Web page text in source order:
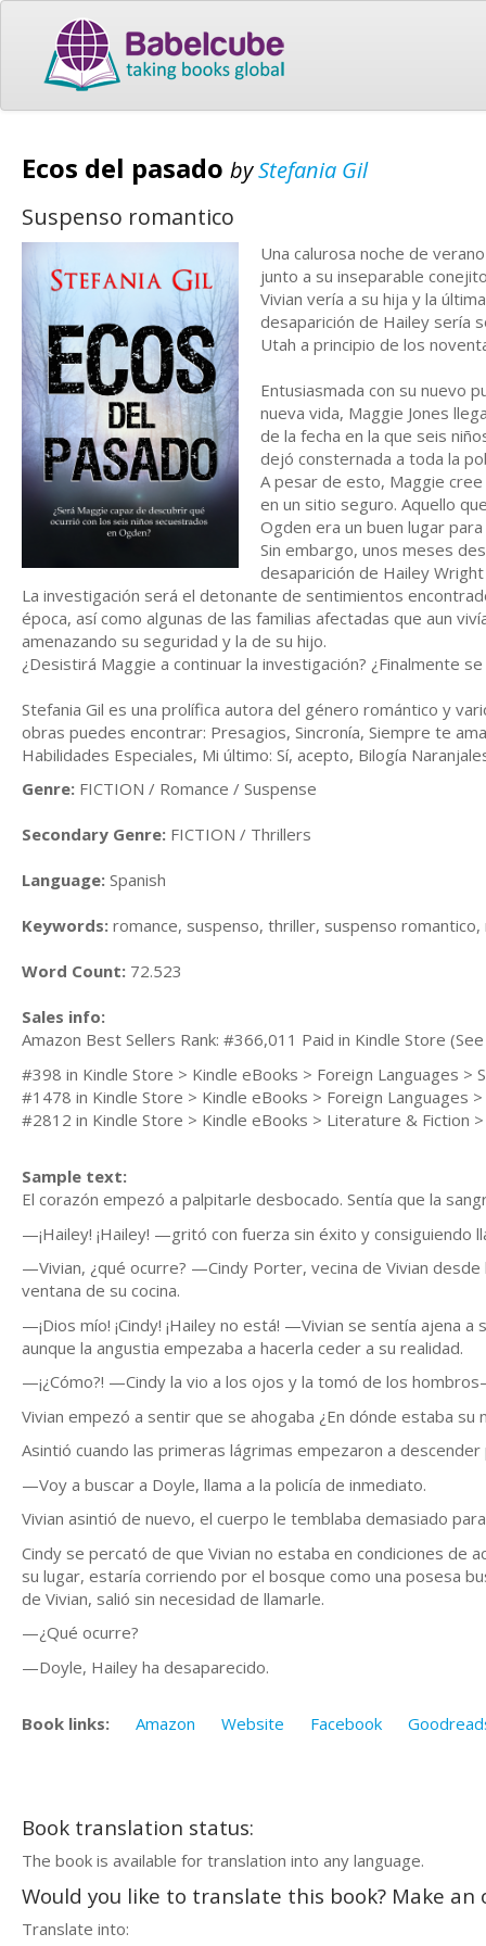
Ecos del pasado byStefania Gil
Suspenso romantico
Una calurosa noche de
junto a su inseparable
Vivian vería a su hija y la
desaparición de Hailey sería
Utah a principio de los
Entusiasmada con su nuevo
nueva vida, Maggie Jones
de la fecha en la que seis
dejó consternada a toda la
A pesar de esto, Maggie
en un sitio seguro. Aquello
Ogden era un buen lugar
Sin embargo, unos meses
desaparición de Hailey
La investigación será el detonante de sentimientos
época, así como algunas de las familias afectadas que aun
amenazando su seguridad y la de su hijo.
¿Desistirá Maggie a continuar la investigación? ¿Finalmente
Stefania Gil es una prolífica autora del género romántico y
obras puedes encontrar: Presagios, Sincronía, Siempre te
Habilidades Especiales, Mi último: Sí, acepto, Bilogía
Genre: FICTION / Romance / Suspense
Secondary Genre: FICTION / Thrillers
Language: Spanish
Keywords: romance, suspenso, thriller, suspenso
Word Count: 72.523
Sales info:
Amazon Best Sellers Rank: #366,011 Paid in Kindle Store
#398 in Kindle Store > Kindle eBooks > Foreign Languages >
#1478 in Kindle Store > Kindle eBooks > Foreign Languages >
#2812 in Kindle Store > Kindle eBooks > Literature & Fiction
Sample text:
El corazón empezó a palpitarle desbocado. Sentía que la
—¡Hailey! ¡Hailey! —gritó con fuerza sin éxito y consiguiendo
—Vivian, ¿qué ocurre? —Cindy Porter, vecina de Vivian desde
ventana de su cocina.
—¡Dios mío! ¡Cindy! ¡Hailey no está! —Vivian se sentía ajena
aunque la angustia empezaba a hacerla ceder a su realidad.
—¡¿Cómo?! —Cindy la vio a los ojos y la tomó de los
Vivian empezó a sentir que se ahogaba ¿En dónde estaba su
Asintió cuando las primeras lágrimas empezaron a
—Voy a buscar a Doyle, llama a la policía de inmediato.
Vivian asintió de nuevo, el cuerpo le temblaba demasiado
Cindy se percató de que Vivian no estaba en condiciones de
su lugar, estaría corriendo por el bosque como una posesa
de Vivian, salió sin necesidad de llamarle.
—¿Qué ocurre?
—Doyle, Hailey ha desaparecido.
Book links: Amazon Website Facebook
Book translation status:
The book is available for translation into any language.
Would you like to translate this book? Make
Translate into: